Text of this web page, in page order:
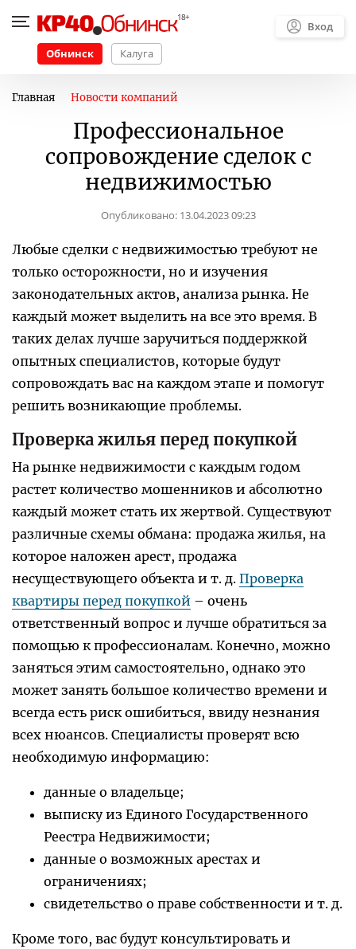
Обнинск Калуга
Вход
Главная Новости компаний
Профессиональное
сопровождение сделок с
недвижимостью
Опубликовано: 13.04.2023 09:23
Любые сделки с недвижимостью требуют не
только осторожности, но и изучения
законодательных актов, анализа рынка. Не
каждый может выделить на все это время. В
таких делах лучше заручиться поддержкой
опытных специалистов, которые будут
сопровождать вас на каждом этапе и помогут
решить возникающие проблемы.
Проверка жилья перед покупкой
На рынке недвижимости с каждым годом
растет количество мошенников и абсолютно
каждый может стать их жертвой. Существуют
различные схемы обмана: продажа жилья, на
которое наложен арест, продажа
несуществующего объекта и т. д. Проверка
квартиры перед покупкой – очень
ответственный вопрос и лучше обратиться за
помощью к профессионалам. Конечно, можно
заняться этим самостоятельно, однако это
может занять большое количество времени и
всегда есть риск ошибиться, ввиду незнания
всех нюансов. Специалисты проверят всю
необходимую информацию:
данные о владельце;
выписку из Единого Государственного
Реестра Недвижимости;
данные о возможных арестах и
ограничениях;
свидетельство о праве собственности и т. д.
Кроме того, вас будут консультировать и